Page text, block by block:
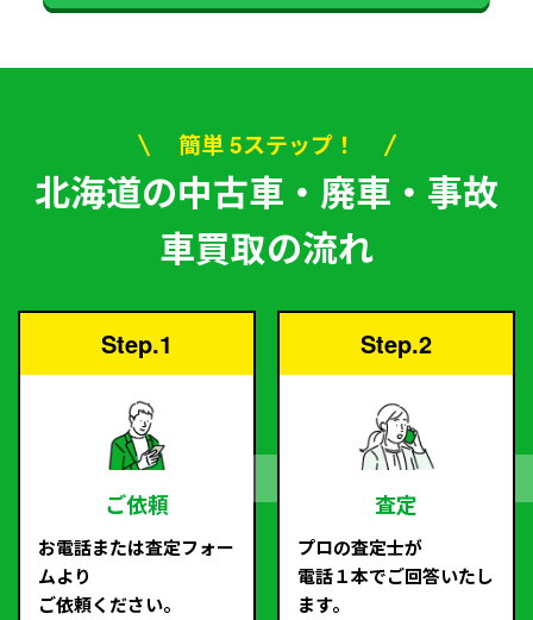
簡単 5ステップ！
北海道の中古車・廃車・事故
車買取の流れ
Step.1
ご依頼
お電話または査定フォー
ムより
ご依頼ください。
Step.2
査定
プロの査定士が
電話１本でご回答いたし
ます。